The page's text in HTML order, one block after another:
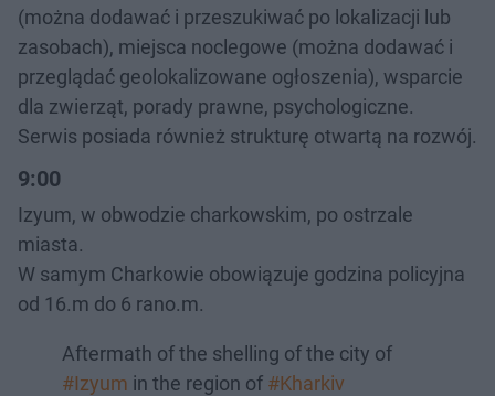
(można dodawać i przeszukiwać po lokalizacji lub
zasobach), miejsca noclegowe (można dodawać i
przeglądać geolokalizowane ogłoszenia), wsparcie
dla zwierząt, porady prawne, psychologiczne.
Serwis posiada również strukturę otwartą na rozwój.
9:00
Izyum, w obwodzie charkowskim, po ostrzale
miasta.
W samym Charkowie obowiązuje godzina policyjna
od 16.m do 6 rano.m.
Aftermath of the shelling of the city of
#Izyum in the region of #Kharkiv